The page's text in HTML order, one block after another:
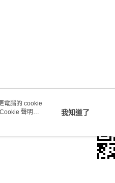
官方
電腦的 cookie
聲明使
我知道了